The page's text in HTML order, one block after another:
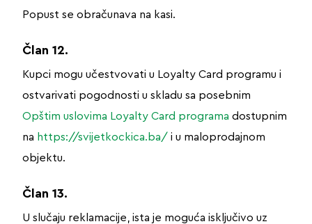
Popust se obračunava na kasi.
Član 12.
Kupci mogu učestvovati u Loyalty Card programu i
ostvarivati pogodnosti u skladu sa posebnim
Opštim uslovima Loyalty Card programa dostupnim
na https://svijetkockica.ba/ i u maloprodajnom
objektu.
Član 13.
U slučaju reklamacije, ista je moguća isključivo uz